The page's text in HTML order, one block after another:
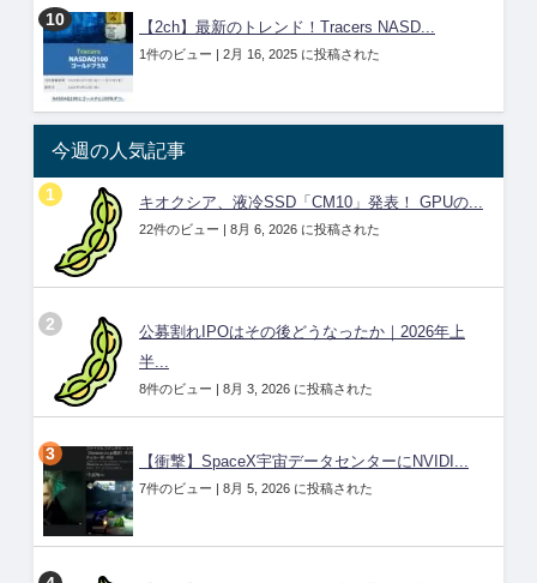
【2ch】最新のトレンド！Tracers NASD...
1件のビュー | 2月 16, 2025 に投稿された
今週の人気記事
キオクシア、液冷SSD「CM10」発表！ GPUの...
22件のビュー | 8月 6, 2026 に投稿された
公募割れIPOはその後どうなったか｜2026年上
半...
8件のビュー | 8月 3, 2026 に投稿された
【衝撃】SpaceX宇宙データセンターにNVIDI...
7件のビュー | 8月 5, 2026 に投稿された